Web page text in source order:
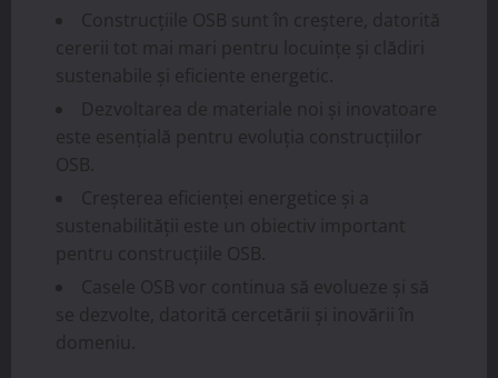
Construcțiile OSB sunt în creștere, datorită
cererii tot mai mari pentru locuințe și clădiri
sustenabile și eficiente energetic.
Dezvoltarea de materiale noi și inovatoare
este esențială pentru evoluția construcțiilor
OSB.
Creșterea eficienței energetice și a
sustenabilității este un obiectiv important
pentru construcțiile OSB.
Casele OSB vor continua să evolueze și să
se dezvolte, datorită cercetării și inovării în
domeniu.